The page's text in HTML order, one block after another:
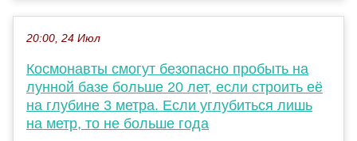
20:00, 24 Июл
Космонавты смогут безопасно пробыть на
лунной базе больше 20 лет, если строить её
на глубине 3 метра. Если углубиться лишь
на метр, то не больше года